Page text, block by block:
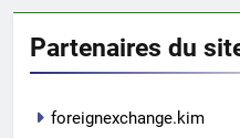
Partenaires du
foreignexchange.kim